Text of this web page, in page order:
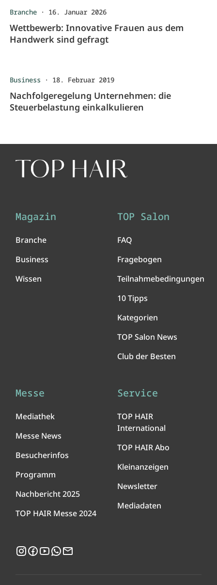
Branche · 16. Januar 2026
Wettbewerb: Innovative Frauen aus dem
Handwerk sind gefragt
Business · 18. Februar 2019
Nachfolgeregelung Unternehmen: die
Steuerbelastung einkalkulieren
Magazin
Branche
Business
Wissen
TOP Salon
FAQ
Fragebogen
Teilnahmebedingungen
10 Tipps
Kategorien
TOP Salon News
Club der Besten
Messe
Mediathek
Messe News
Besucherinfos
Programm
Nachbericht 2025
TOP HAIR Messe 2024
Service
TOP HAIR
International
TOP HAIR Abo
Kleinanzeigen
Newsletter
Mediadaten
Instagram
Facebook
YouTubeWhatsApp